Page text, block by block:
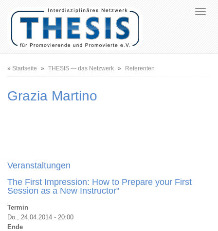
Pfadnavigation
Startseite THESIS — das Netzwerk Referenten
Grazia Martino
Veranstaltungen
The First Impression: How to Prepare your First
Session as a New Instructor"
Termin
Do., 24.04.2014 - 20:00
Ende